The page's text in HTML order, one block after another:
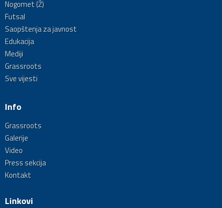
Nogomet (Ž)
Futsal
Saopštenja za javnost
Edukacija
Mediji
Grassroots
Sve vijesti
Info
Grassroots
Galerije
Video
Press sekcija
Kontakt
Linkovi